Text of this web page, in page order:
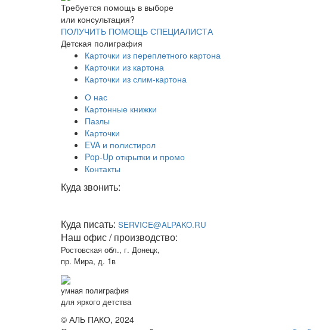
Требуется помощь в выборе
или консультация?
ПОЛУЧИТЬ ПОМОЩЬ СПЕЦИАЛИСТА
Детская полиграфия
Карточки из переплетного картона
Карточки из картона
Карточки из слим-картона
О нас
Картонные книжки
Пазлы
Карточки
EVA и полистирол
Pop-Up открытки и промо
Контакты
Куда звонить:
Куда писать: SERVICE@ALPAKO.RU
Наш офис / производство:
Ростовская обл., г. Донецк,
пр. Мира, д. 1в
умная полиграфия
для яркого детства
© АЛЬ ПАКО, 2024